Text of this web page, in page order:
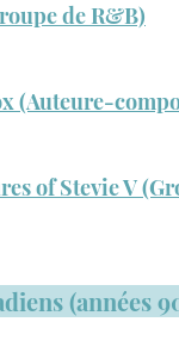
de R&B)
(Auteure-
of Stevie V
(années